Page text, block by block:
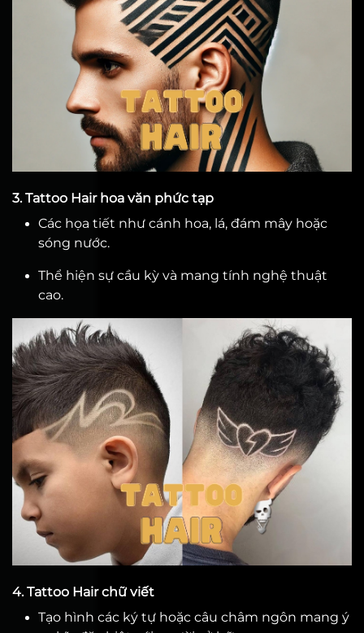
3. Tattoo Hair hoa văn phức tạp
Các họa tiết như cánh hoa, lá, đám mây hoặc
sóng nước.
Thể hiện sự cầu kỳ và mang tính nghệ thuật
cao.
4. Tattoo Hair chữ viết
Tạo hình các ký tự hoặc câu châm ngôn mang ý